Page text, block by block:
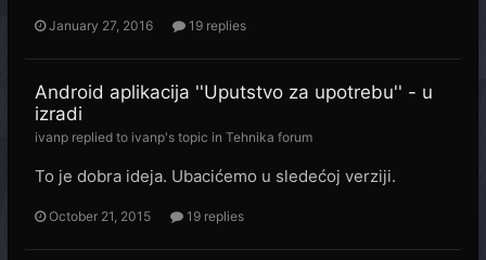
January 27, 2016 19 replies
Android aplikacija ''Uputstvo za upotrebu'' - u
izradi
ivanp replied to ivanp's topic in Tehnika forum
To je dobra ideja. Ubacićemo u sledećoj verziji.
October 21, 2015 19 replies